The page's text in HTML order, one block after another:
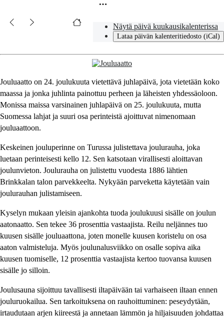
Näytä päivä kuukausikalenterissa
Lataa päivän kalenteritiedosto (iCal)
Jouluaatto on 24. joulukuuta vietettävä juhlapäivä, jota vietetään koko
maassa ja jonka juhlinta painottuu perheen ja läheisten yhdessäoloon.
Monissa maissa varsinainen juhlapäivä on 25. joulukuuta, mutta
Suomessa lahjat ja suuri osa perinteistä ajoittuvat nimenomaan
jouluaattoon.
Keskeinen jouluperinne on Turussa julistettava joulurauha, joka
luetaan perinteisesti kello 12. Sen katsotaan virallisesti aloittavan
joulunvieton. Joulurauha on julistettu vuodesta 1886 lähtien
Brinkkalan talon parvekkeelta. Nykyään parveketta käytetään vain
joulurauhan julistamiseen.
Kyselyn mukaan yleisin ajankohta tuoda joulukuusi sisälle on joulun
aatonaatto. Sen tekee 36 prosenttia vastaajista. Reilu neljännes tuo
kuusen sisälle jouluaattona, joten monelle kuusen koristelu on osa
aaton valmisteluja. Myös joulunalusviikko on osalle sopiva aika
kuusen tuomiselle, 12 prosenttia vastaajista kertoo tuovansa kuusen
sisälle jo silloin.
Joulusauna sijoittuu tavallisesti iltapäivään tai varhaiseen iltaan ennen
jouluruokailua. Sen tarkoituksena on rauhoittuminen: peseydytään,
irtaudutaan arjen kiireestä ja annetaan lämmön ja hiljaisuuden johdattaa